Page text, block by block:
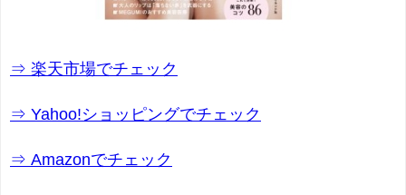
⇒ 楽天市場でチェック
⇒ Yahoo!ショッピングでチェック
⇒ Amazonでチェック